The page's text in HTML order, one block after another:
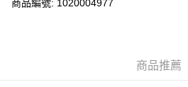
商品編號: 1020004977
商品推薦